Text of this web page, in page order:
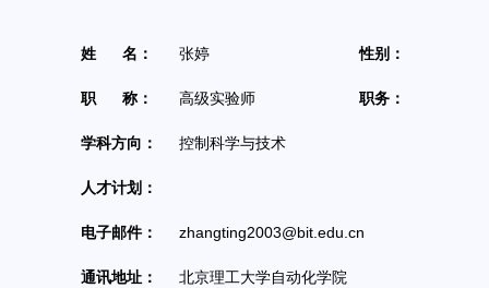
姓 名： 张婷 性别：
职 称： 高级实验师 职务：
学科方向： 控制科学与技术
人才计划：
电子邮件： zhangting2003@bit.edu.cn
通讯地址： 北京理工大学自动化学院